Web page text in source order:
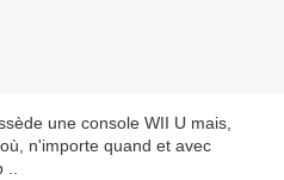
une console WII U mais,
n'importe quand et avec